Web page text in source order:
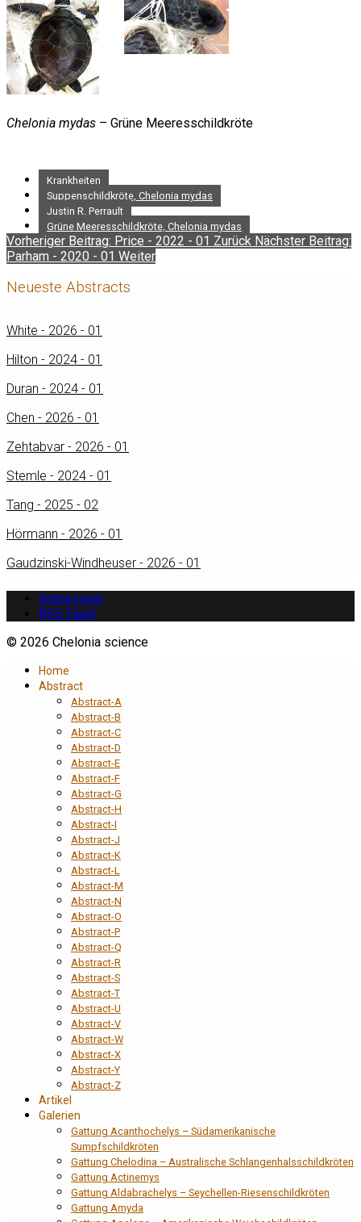
Chelonia mydas – Grüne Meeresschildkröte
Krankheiten
Suppenschildkröte, Chelonia mydas
Justin R. Perrault
Grüne Meeresschildkröte, Chelonia mydas
Vorheriger Beitrag: Price - 2022 - 01 Zurück Nächster Beitrag:
Parham - 2020 - 01 Weiter
Neueste Abstracts
White - 2026 - 01
Hilton - 2024 - 01
Duran - 2024 - 01
Chen - 2026 - 01
Zehtabvar - 2026 - 01
Stemle - 2024 - 01
Tang - 2025 - 02
Hörmann - 2026 - 01
Gaudzinski-Windheuser - 2026 - 01
Impressum
RSS Feed
© 2026 Chelonia science
Home
Abstract
Abstract-A
Abstract-B
Abstract-C
Abstract-D
Abstract-E
Abstract-F
Abstract-G
Abstract-H
Abstract-I
Abstract-J
Abstract-K
Abstract-L
Abstract-M
Abstract-N
Abstract-O
Abstract-P
Abstract-Q
Abstract-R
Abstract-S
Abstract-T
Abstract-U
Abstract-V
Abstract-W
Abstract-X
Abstract-Y
Abstract-Z
Artikel
Galerien
Gattung Acanthochelys – Südamerikanische
Sumpfschildkröten
Gattung Chelodina – Australische Schlangenhalsschildkröten
Gattung Actinemys
Gattung Aldabrachelys – Seychellen-Riesenschildkröten
Gattung Amyda